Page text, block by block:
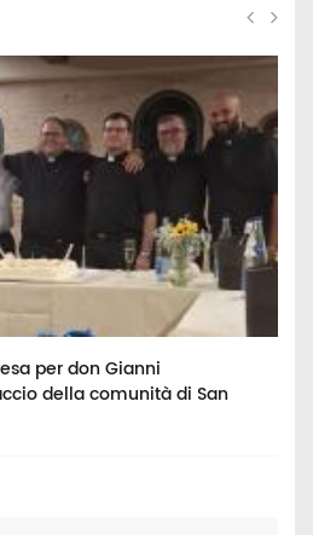
per don Gianni
della comunità di San